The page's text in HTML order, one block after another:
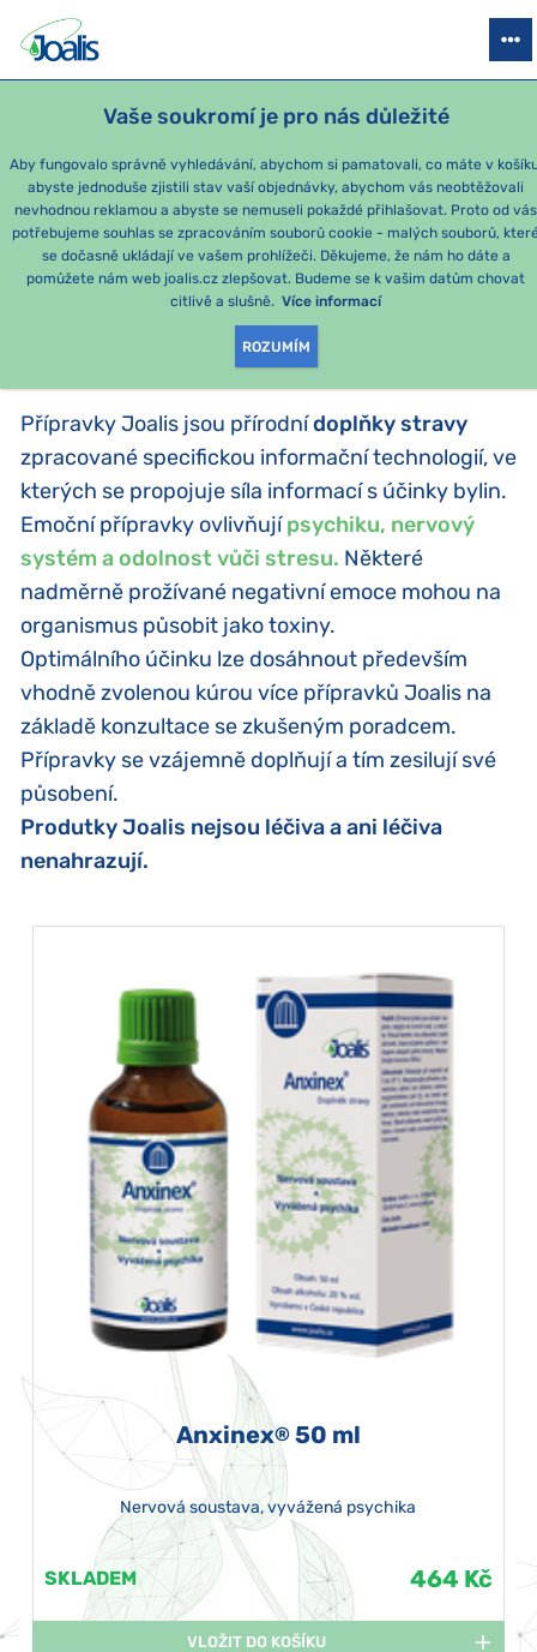
Vaše soukromí je pro nás důležité
Aby fungovalo správně vyhledávání, abychom si pamatovali, co máte v
abyste jednoduše zjistili stav vaší objednávky, abychom vás neobtěžovali
nevhodnou reklamou a abyste se nemuseli pokaždé přihlašovat. Proto od vás
potřebujeme souhlas se zpracováním souborů cookie - malých souborů,
se dočasně ukládají ve vašem prohlížeči. Děkujeme, že nám ho dáte a
pomůžete nám web joalis.cz zlepšovat. Budeme se k vašim datům chovat
citlivě a slušně. Více informací
ROZUMÍM
PRODUKTY PODLE OBTÍŽÍ SEZÓNNÍ BALÍČKY PRO DĚTI
e-shop Joalis PODLE KATEGORIE Joalis emoce
Joalis emoce
PRODUKTY PODLE
KATEGORIE:
JOALIS EMOCE
Přípravky Joalis jsou přírodnídoplňky stravy
zpracované specifickou informační technologií, ve
kterých se propojuje síla informací s účinky bylin.
Emoční přípravky ovlivňujípsychiku, nervový
systém a odolnost vůči stresu. Některé
nadměrně prožívané negativní emoce mohou na
organismus působit jako toxiny.
Optimálního účinku lze dosáhnout především
vhodně zvolenou kúrou více přípravků Joalis na
základě konzultace se zkušeným poradcem.
Přípravky se vzájemně doplňují a tím zesilují své
působení.
Produtky Joalis nejsou léčiva a ani léčiva
nenahrazují.
Anxinex® 50 ml
Nervová soustava, vyvážená psychika
SKLADEM 464 Kč
VLOŽIT DO KOŠÍKU